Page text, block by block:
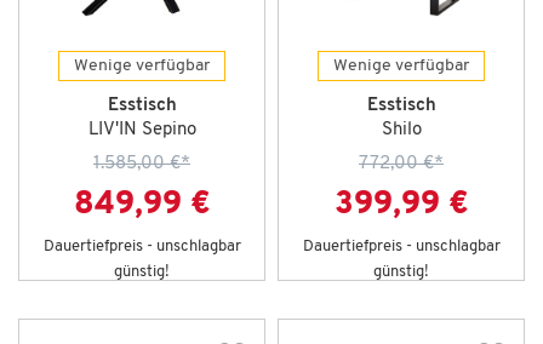
Wenige verfügbar
Esstisch
LIV'IN Sepino
1.585,00 €*
849,99 €
Dauertiefpreis - unschlagbar
günstig!
Wenige verfügbar
Esstisch
Shilo
772,00 €*
399,99 €
Dauertiefpreis - unschlagbar
günstig!